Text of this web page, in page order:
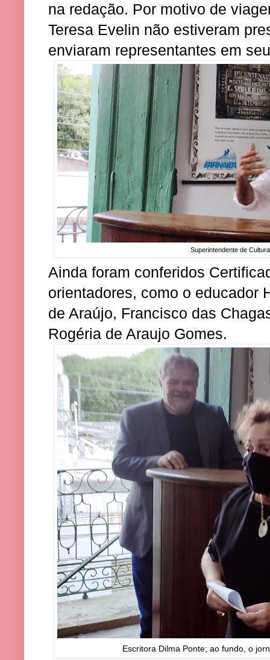
na redação. Por motivo de
Teresa Evelin não estiveram
enviaram representantes em
Superintendente de
Ainda foram conferidos
orientadores, como o educador
de Araújo, Francisco das
Rogéria de Araujo Gomes.
Escritora Dilma Ponte; ao fundo, o